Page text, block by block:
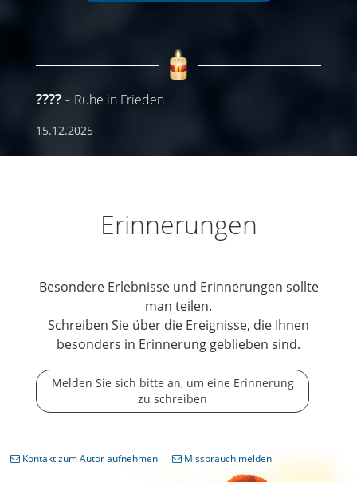
???? Ruhe in Frieden
15.12.2025
Erinnerungen
Besondere Erlebnisse und Erinnerungen sollte
man teilen.
Schreiben Sie über die Ereignisse, die Ihnen
besonders in Erinnerung geblieben sind.
Melden Sie sich bitte an, um eine Erinnerung
zu schreiben
Kontakt zum Autor aufnehmen Missbrauch melden